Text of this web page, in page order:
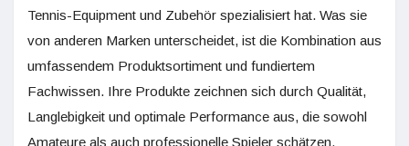
Tennis-Equipment und Zubehör spezialisiert hat. Was sie
von anderen Marken unterscheidet, ist die Kombination aus
umfassendem Produktsortiment und fundiertem
Fachwissen. Ihre Produkte zeichnen sich durch Qualität,
Langlebigkeit und optimale Performance aus, die sowohl
Amateure als auch professionelle Spieler schätzen.